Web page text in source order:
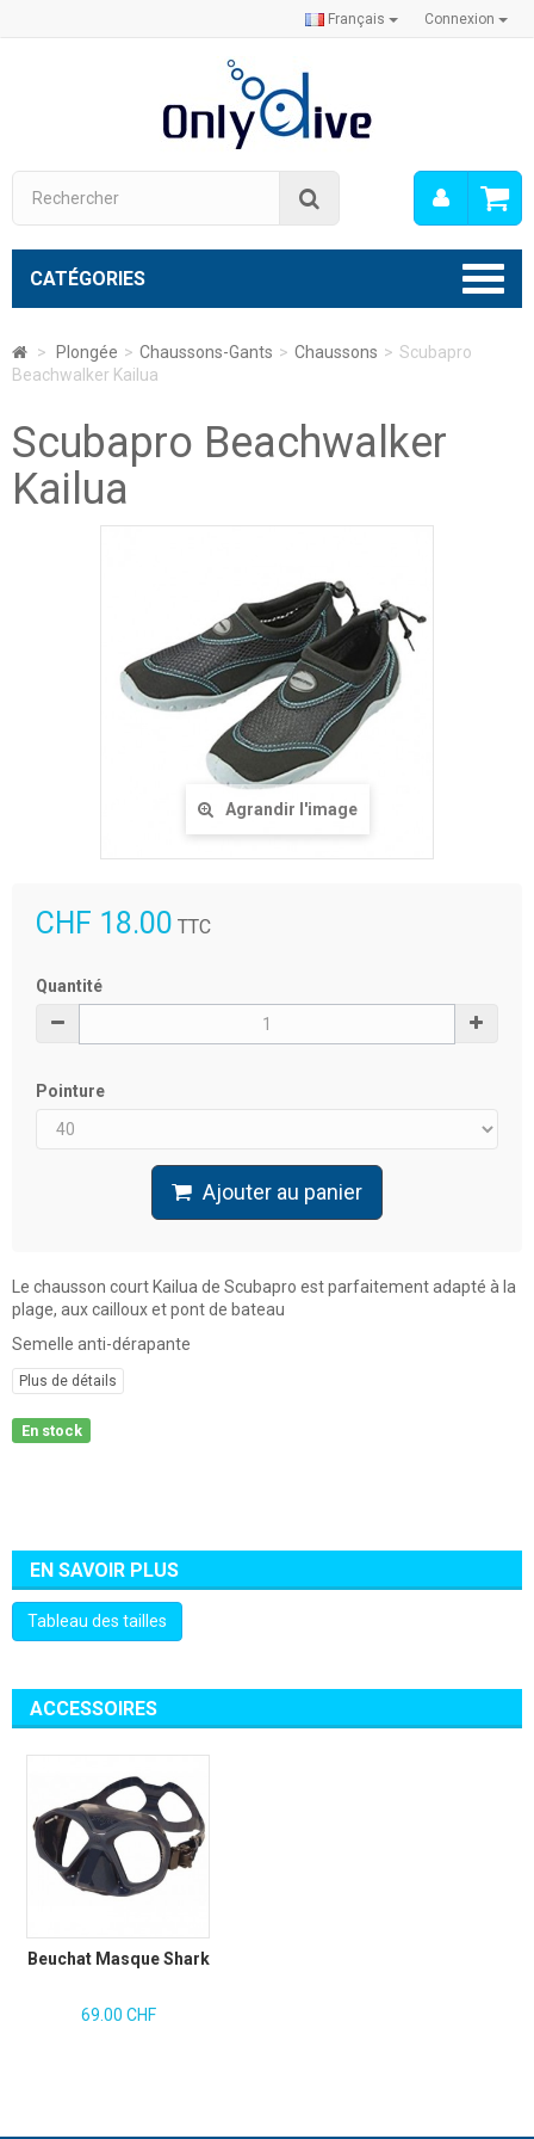
Connexion
Français
Mon
CATÉGORIES
> Plongée > Chaussons-Gants > Chaussons > Scubapro
Beachwalker Kailua
Scubapro Beachwalker
Kailua
Agrandir l'image
CHF 18.00 TTC
Quantité
Pointure
Ajouter au panier
Le chausson court Kailua de Scubapro est parfaitement adapté à la
plage, aux cailloux et pont de bateau
Semelle anti-dérapante
Plus de détails
En stock
EN SAVOIR PLUS
Tableau des tailles
ACCESSOIRES
Beuchat Masque Shark
69.00 CHF